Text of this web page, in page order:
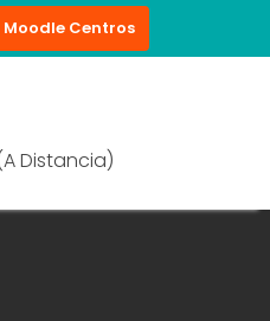
Centros
Distancia)